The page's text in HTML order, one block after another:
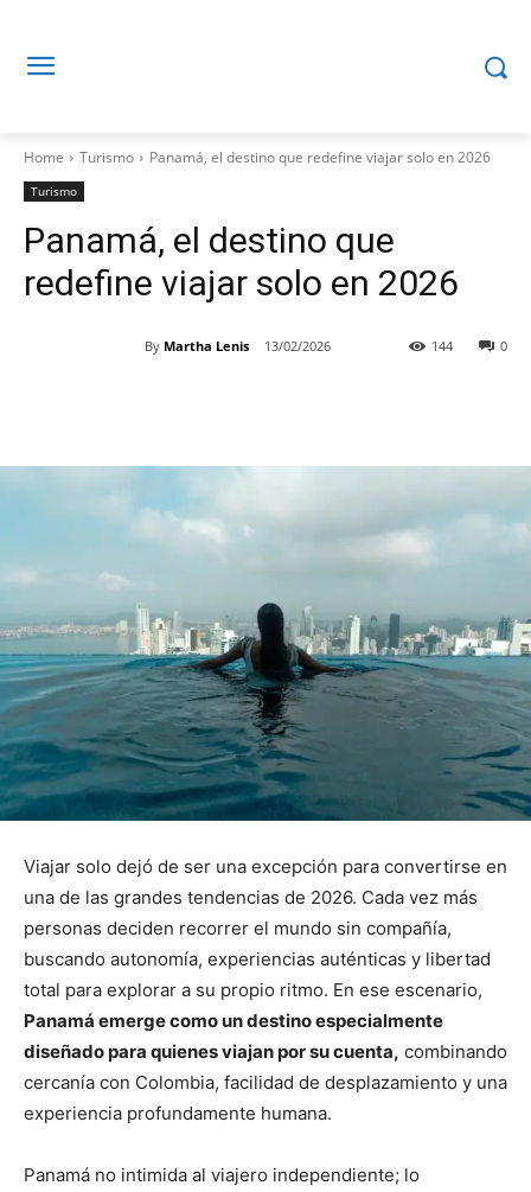
Home Turismo Panamá, el destino que redefine viajar solo en 2026
Turismo
Panamá, el destino que
redefine viajar solo en 2026
By Martha Lenis 13/02/2026 0
144
Viajar solo dejó de ser una excepción para convertirse en
una de las grandes tendencias de 2026. Cada vez más
personas deciden recorrer el mundo sin compañía,
buscando autonomía, experiencias auténticas y libertad
total para explorar a su propio ritmo. En ese escenario,
Panamá emerge como un destino especialmente
diseñado para quienes viajan por su cuenta, combinando
cercanía con Colombia, facilidad de desplazamiento y una
experiencia profundamente humana.
Panamá no intimida al viajero independiente; lo